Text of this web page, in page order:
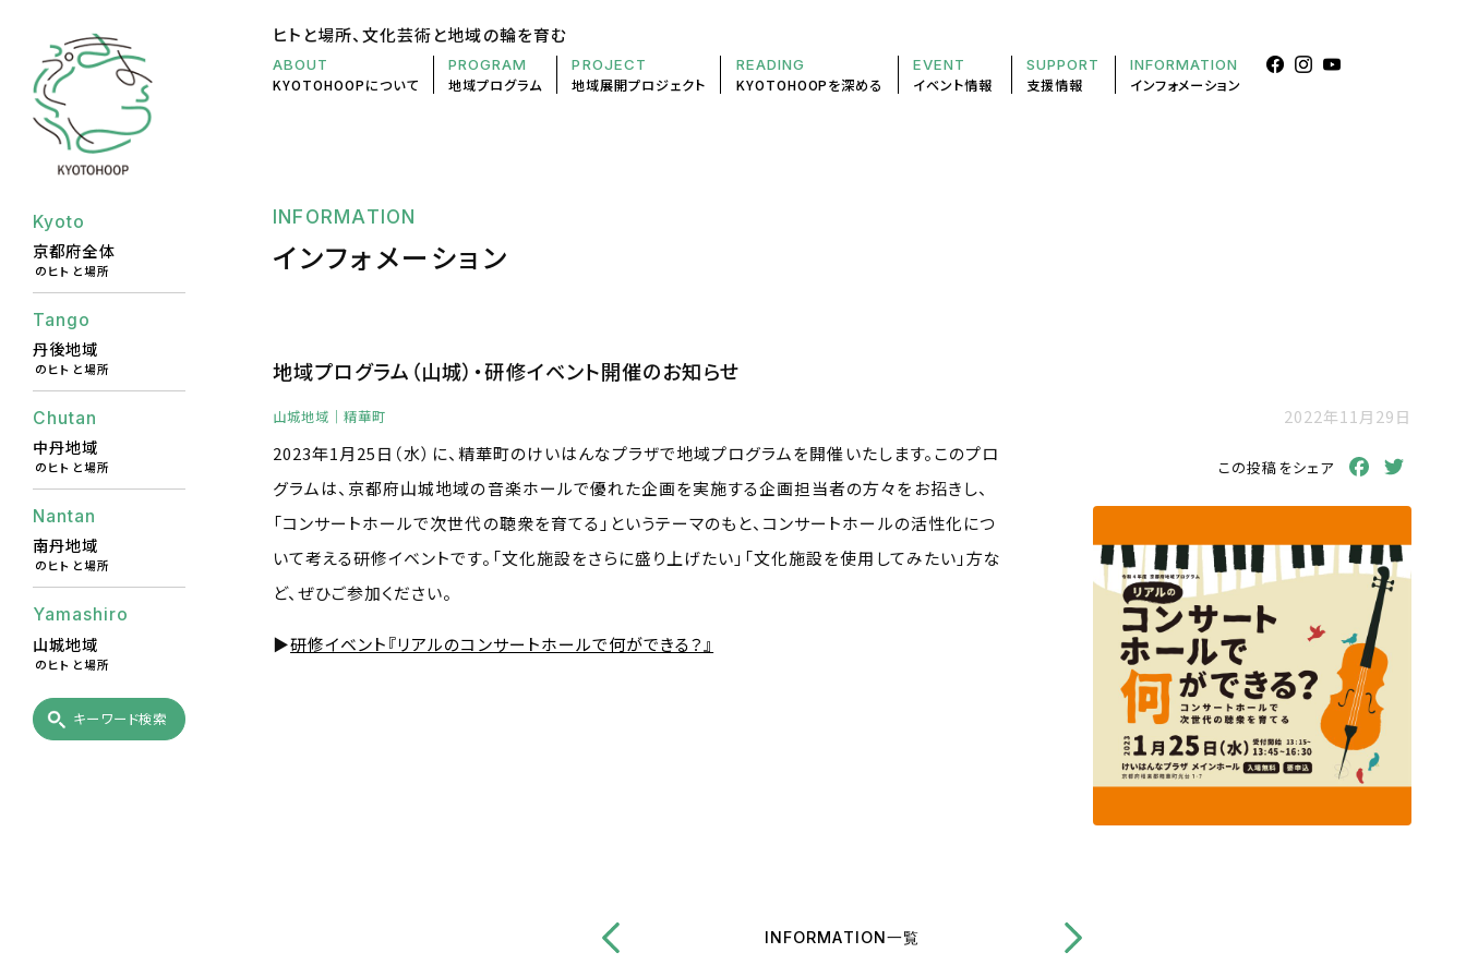
Kyoto
京都府全体
のヒトと場所
Tango
丹後地域
のヒトと場所
Chutan
中丹地域
のヒトと場所
Nantan
南丹地域
のヒトと場所
Yamashiro
山城地域
のヒトと場所
キーワード検索
ヒトと場所、文化芸術と地域の輪を育む
ABOUT
KYOTOHOOPについて
PROGRAM
地域プログラム
PROJECT
地域展開プロジェクト
READING
KYOTOHOOPを深める
EVENT
イベント情報
SUPPORT
支援情報
INFORMATION
インフォメーション
INFORMATION
インフォメーション
地域プログラム（山城）・研修イベント開催のお知らせ
2022年11月29日
この投稿をシェア Facebook
山城地域 ｜精華町
2023年1月25日（水）に、精華町のけいはんなプラザで地域プログラムを開催いたします。このプロ
グラムは、京都府山城地域の音楽ホールで優れた企画を実施する企画担当者の方々をお招きし、
「コンサートホールで次世代の聴衆を育てる」というテーマのもと、コンサートホールの活性化につ
いて考える研修イベントです。「文化施設をさらに盛り上げたい」「文化施設を使用してみたい」方な
ど、ぜひご参加ください。
▶︎研修イベント『リアルのコンサートホールで何ができる？』
INFORMATION一覧